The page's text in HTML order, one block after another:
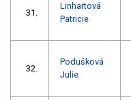
31.
Linhartová
Patricie
32.
Podušková
Julie